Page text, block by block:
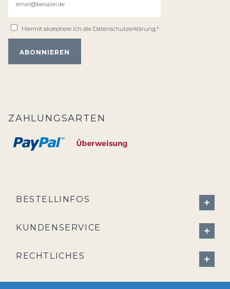
Hiermit akzeptiere ich die Datenschutzerklärung.*
ZAHLUNGSARTEN
BESTELLINFOS
KUNDENSERVICE
RECHTLICHES